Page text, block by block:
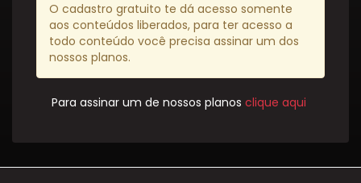
O cadastro gratuito te dá acesso somente
aos conteúdos liberados, para ter acesso a
todo conteúdo você precisa assinar um dos
nossos planos.
Para assinar um de nossos planos clique aqui